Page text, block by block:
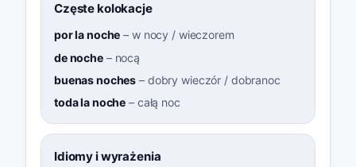
Częste kolokacje
por la noche – w nocy / wieczorem
de noche– nocą
buenas noches – dobry wieczór / dobranoc
toda la noche – całą noc
Idiomy i wyrażenia